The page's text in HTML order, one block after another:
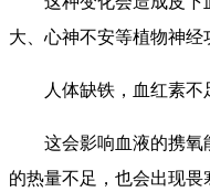
大、心神不安等植物神经
人体缺铁，血红素不
这会影响血液的携氧
的热量不足，也会出现畏